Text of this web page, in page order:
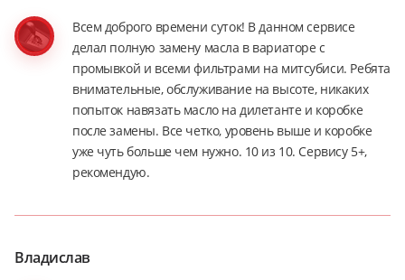
Всем доброго времени суток! В данном сервисе
делал полную замену масла в вариаторе с
промывкой и всеми фильтрами на митсубиси. Ребята
внимательные, обслуживание на высоте, никаких
попыток навязать масло на дилетанте и коробке
после замены. Все четко, уровень выше и коробке
уже чуть больше чем нужно. 10 из 10. Сервису 5+,
рекомендую.
Владислав